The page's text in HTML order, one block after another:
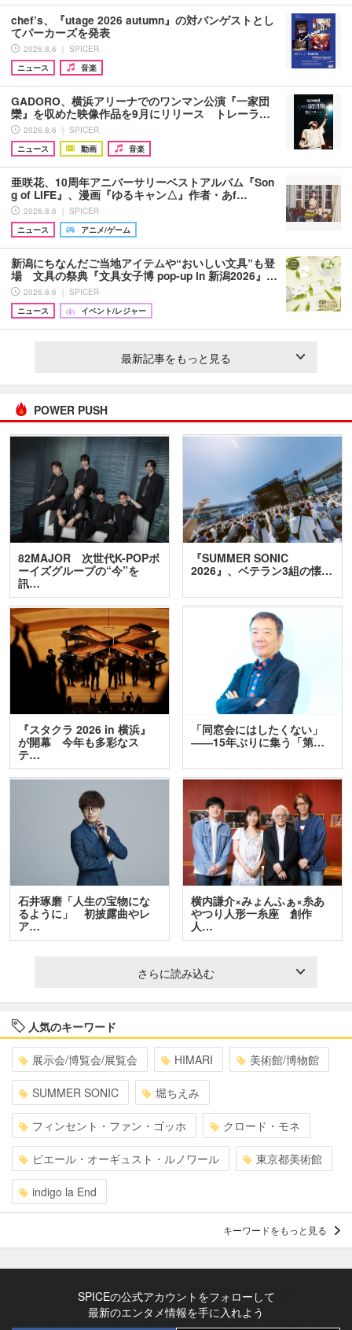
chef’s、『utage 2026 autumn』の対バンゲストとし
てパーカーズを発表
2026.8.6 ｜ SPICER
ニュース
音楽
GADORO、横浜アリーナでのワンマン公演『一家団
欒』を収めた映像作品を9月にリリース トレーラ…
2026.8.6 ｜ SPICER
ニュース
動画 音楽
亜咲花、10周年アニバーサリーベストアルバム『Son
g of LIFE』、漫画『ゆるキャン△』作者・あf…
2026.8.6 ｜ SPICER
ニュース
アニメ/ゲーム
新潟にちなんだご当地アイテムや“おいしい文具”も登
場 文具の祭典『文具女子博 pop-up in 新潟2026』…
2026.8.6 ｜ SPICER
ニュース
イベント/レジャー
最新記事をもっと見る
POWER PUSH
82MAJOR 次世代K-POPボ
ーイズグループの“今”を
訊…
『SUMMER SONIC
2026』、ベテラン3組の懐…
『スタクラ 2026 in 横浜』
が開幕 今年も多彩なス
テ…
「同窓会にはしたくない」
――15年ぶりに集う「第…
石井琢磨「人生の宝物にな
るように」 初披露曲やレ
ア…
横内謙介×みょんふぁ×糸あ
やつり人形一糸座 創作
人…
さらに読み込む
人気のキーワード
展示会/博覧会/展覧会 HIMARI 美術館/博物館
SUMMER SONIC 堀ちえみ
フィンセント・ファン・ゴッホ クロード・モネ
ピエール・オーギュスト・ルノワール 東京都美術館
indigo la End
キーワードをもっと見る
SPICEの公式アカウントをフォローして
最新のエンタメ情報を手に入れよう